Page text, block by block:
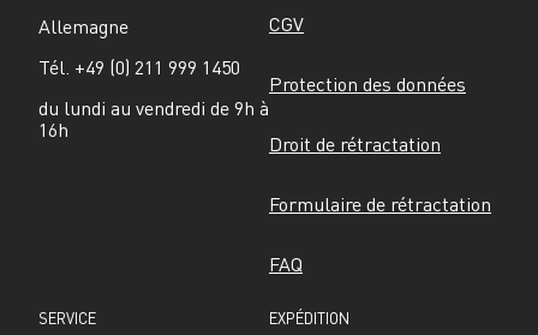
Allemagne
Tél. +49 (0) 211 999 1450
du lundi au vendredi de 9h à
16h
CGV
Protection des données
Droit de rétractation
Formulaire de rétractation
FAQ
SERVICE EXPÉDITION